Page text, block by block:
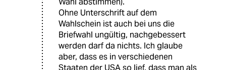
Ohne Unterschrift auf dem
Wahlschein ist auch bei uns die
Briefwahl ungültig, nachgebessert
werden darf da nichts. Ich glaube
aber, dass es in verschiedenen
Staaten der USA so lief, dass man als